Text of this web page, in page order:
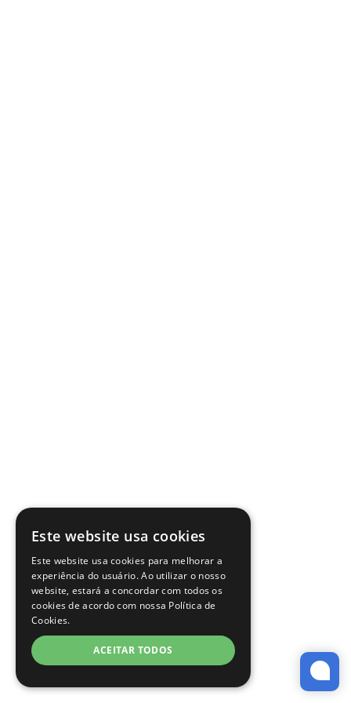
Este website usa cookies
Este website usa cookies para melhorar a
experiência do usuário. Ao utilizar o nosso
website, estará a concordar com todos os
cookies de acordo com nossa Política de
Cookies.
ACEITAR TODOS